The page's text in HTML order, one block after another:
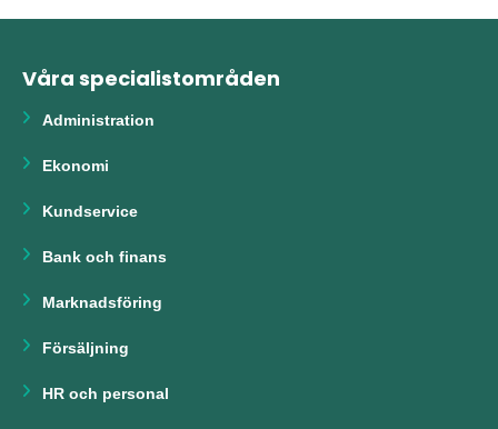
Våra specialistområden
Administration
Ekonomi
Kundservice
Bank och finans
Marknadsföring
Försäljning
HR och personal